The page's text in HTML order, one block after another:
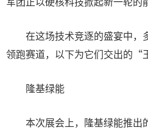
在这场技术竞逐的盛宴中，
领跑赛道，以下为它们交出的“
隆基绿能
本次展会上，隆基绿能推出